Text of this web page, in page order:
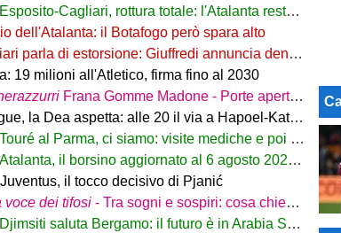
Esposito-Cagliari, rottura totale: l'Atalanta resta alla finestra
dell'Atalanta: il Botafogo però spara alto
parla di estorsione: Giuffredi annuncia denuncia
19 milioni all'Atletico, firma fino al 2030
Frana Gomme Madone - Porte aperte alla New Balance Arena: i volti dei tifosi della Dea
la Dea aspetta: alle 20 il via a Hapoel-Katowice
Touré al Parma, ci siamo: visite mediche e poi la firma
Atalanta, il borsino aggiornato al 6 agosto 2026: mercato in entrata ancora in
il tocco decisivo di Pjanić
voce dei tifosi - Tra sogni e sospiri: cosa chiedono davvero i tifosi dell'Atalanta
Djimsiti saluta Bergamo: il futuro è in Arabia Saudita! Tre milioni e firma biennale